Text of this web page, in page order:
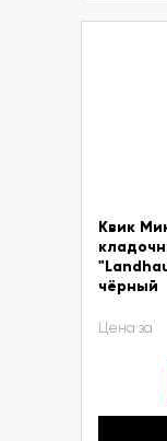
Квик
чёрный
Цена за